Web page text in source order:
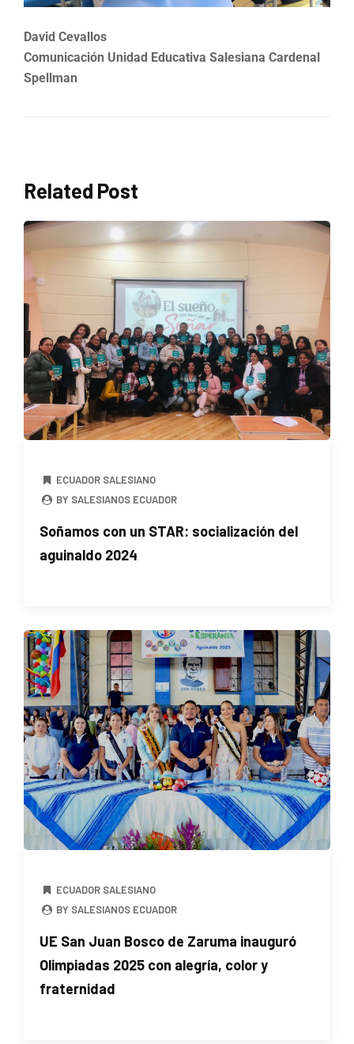
David Cevallos
Comunicación Unidad Educativa Salesiana Cardenal
Spellman
Related Post
ECUADOR SALESIANO
BY SALESIANOS ECUADOR
Soñamos con un STAR: socialización del
aguinaldo 2024
ECUADOR SALESIANO
BY SALESIANOS ECUADOR
UE San Juan Bosco de Zaruma inauguró
Olimpiadas 2025 con alegría, color y
fraternidad